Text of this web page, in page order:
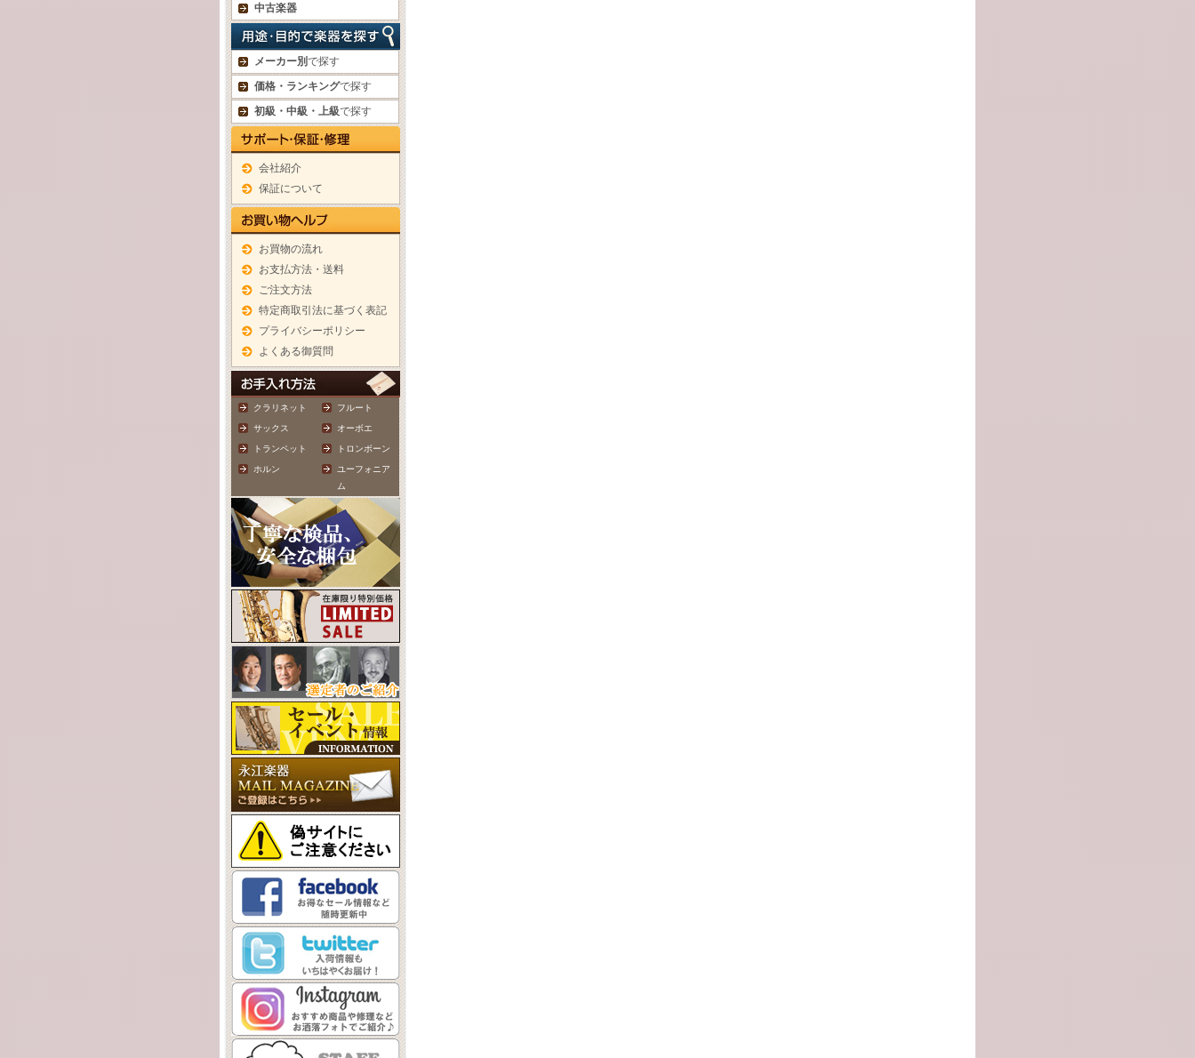
中古楽器
メーカー別で探す
価格・ランキングで探す
初級・中級・上級で探す
会社紹介
保証について
お買物の流れ
お支払方法・送料
ご注文方法
特定商取引法に基づく表記
プライバシーポリシー
よくある御質問
クラリネット フルート
サックス オーボエ
トランペット トロンボーン
ホルン
ユーフォニア
ム